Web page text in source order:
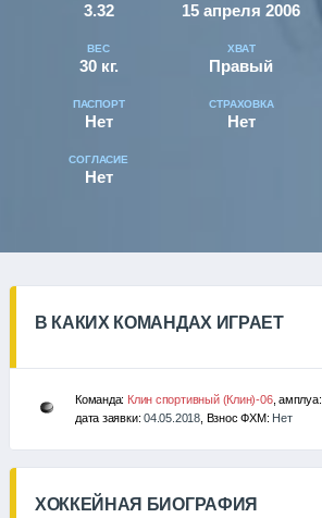
3.32 15 апреля 2006
ВЕС
30 кг.
ХВАТ
Правый
ПАСПОРТ
Нет
СТРАХОВКА
Нет
СОГЛАСИЕ
Нет
В КАКИХ КОМАНДАХ ИГРАЕТ
Команда: Клин спортивный (Клин)-06, амплуа:
дата заявки:04.05.2018, Взнос ФХМ: Нет
ХОККЕЙНАЯ БИОГРАФИЯ